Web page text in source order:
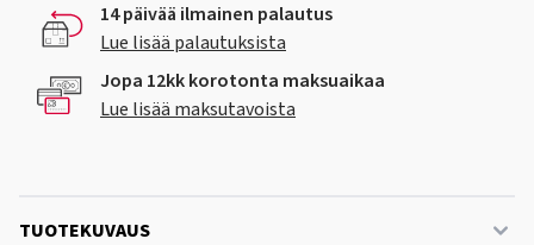
14 päivää ilmainen palautus
Lue lisää palautuksista
Jopa 12kk korotonta maksuaikaa
Lue lisää maksutavoista
TUOTEKUVAUS